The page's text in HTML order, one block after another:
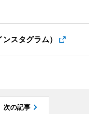
スタグラム）
次の記事